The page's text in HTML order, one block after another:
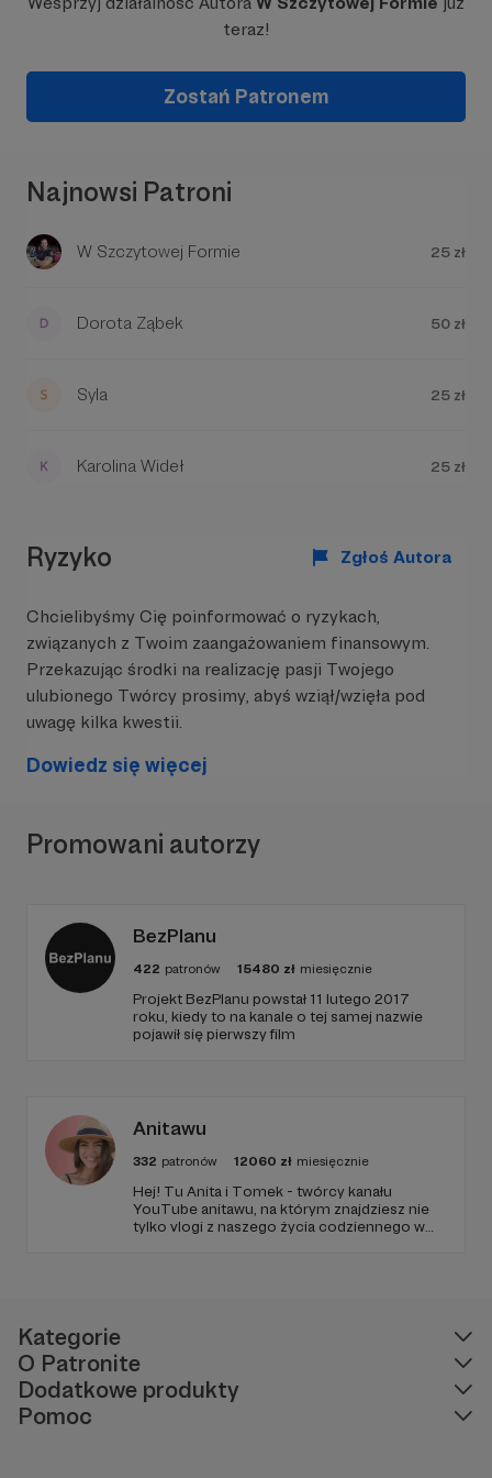
teraz!
Zostań Patronem
Najnowsi Patroni
W Szczytowej Formie 25 zł
Dorota Ząbek 50 zł
Syla 25 zł
Karolina Wideł 25 zł
Ryzyko Zgłoś Autora
Chcielibyśmy Cię poinformować o ryzykach,
związanych z Twoim zaangażowaniem finansowym.
Przekazując środki na realizację pasji Twojego
ulubionego Twórcy prosimy, abyś wziął/wzięła pod
uwagę kilka kwestii.
Dowiedz się więcej
Promowani autorzy
BezPlanu
422 patronów 15480 zł miesięcznie
Projekt BezPlanu powstał 11 lutego 2017
roku, kiedy to na kanale o tej samej nazwie
pojawił się pierwszy film
Anitawu
332 patronów 12060 zł miesięcznie
Hej! Tu Anita i Tomek - twórcy kanału
YouTube anitawu, na którym znajdziesz nie
tylko vlogi z naszego życia codziennego w
Kategorie
O Patronite
Dodatkowe produkty
Pomoc